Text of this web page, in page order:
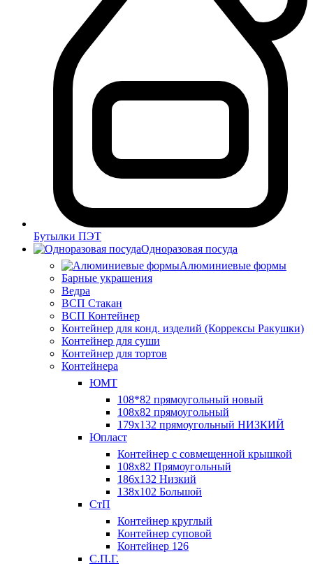
Бутылки ПЭТ
Одноразовая посуда
Алюминиевые формы
Барные украшения
Ведра
ВСП Стакан
ВСП Контейнер
Контейнер для конд. изделий (Коррексы Ракушки)
Контейнер для суши
Контейнер для тортов
Контейнера
ЮМТ
108*82 прямоугольный новый
108х82 прямоугольный
179х132 прямоугольный НИЗКИЙ
Юпласт
Контейнер с совмещенной крышкой
108х82 Прямоугольный
186х132 Низкий
138х102 Большой
СтП
Контейнер круглый
Контейнер суповой
Контейнер 126
С.П.Г.